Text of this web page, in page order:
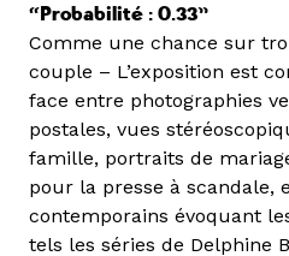
“Probabilité : 0.33”
Comme une chance sur
couple – L’exposition est
face entre photographies
postales, vues
famille, portraits de
pour la presse à scandale,
contemporains évoquant
tels les séries de Delphine